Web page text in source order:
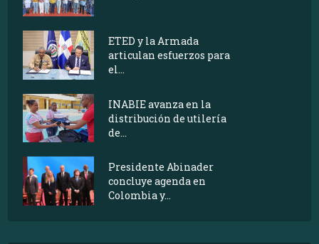
ETED y la Armada
articulan esfuerzos para
el...
INABIE avanza en la
distribución de utilería
de...
Presidente Abinader
concluye agenda en
Colombia y...